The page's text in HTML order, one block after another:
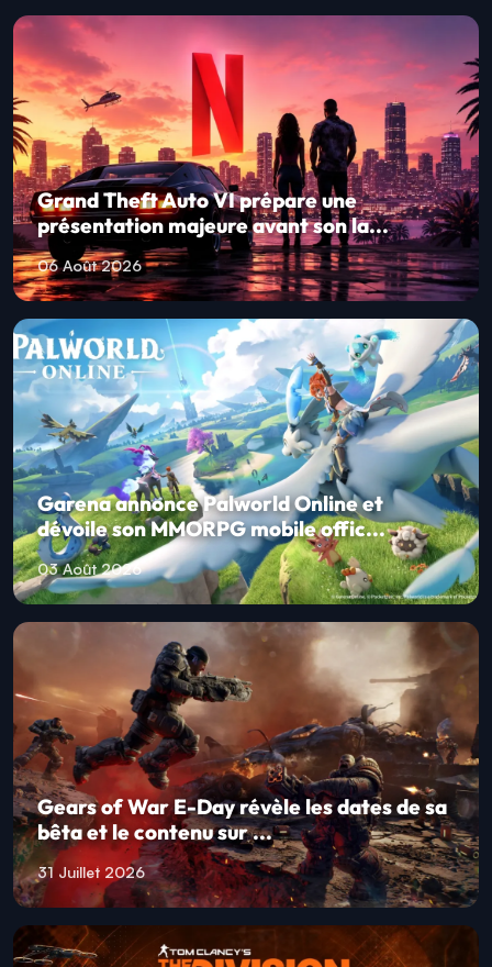
Grand Theft Auto VI prépare une
présentation majeure avant son la...
06 Août 2026
Garena annonce Palworld Online et
dévoile son MMORPG mobile offic...
03 Août 2026
Gears of War E-Day révèle les dates de sa
bêta et le contenu sur ...
31 Juillet 2026